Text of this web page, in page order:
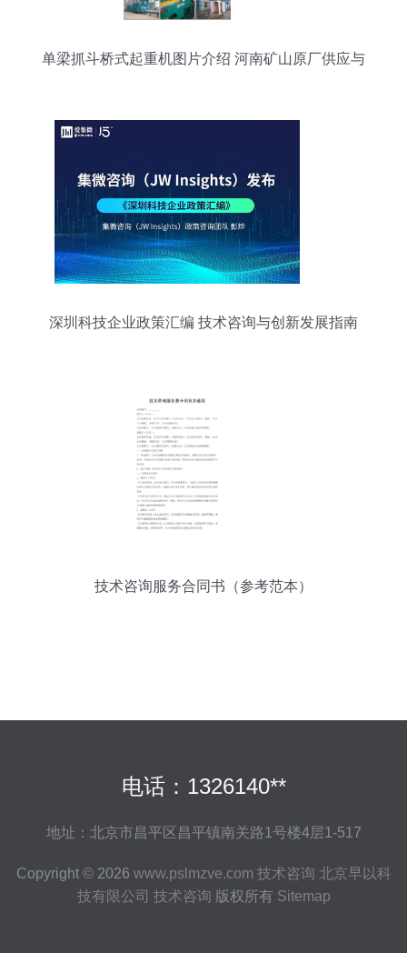
单梁抓斗桥式起重机图片介绍 河南矿山原厂供应与
深圳科技企业政策汇编 技术咨询与创新发展指南
技术咨询服务合同书（参考范本）
电话：1326140**
地址：北京市昌平区昌平镇南关路1号楼4层1-517
Copyright © 2026 www.pslmzve.com 技术咨询 北京早以科
技有限公司 技术咨询 版权所有 Sitemap